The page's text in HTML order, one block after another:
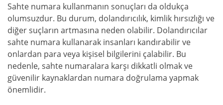
Sahte numara kullanmanın sonuçları da oldukça
olumsuzdur. Bu durum, dolandırıcılık, kimlik hırsızlığı ve
diğer suçların artmasına neden olabilir. Dolandırıcılar
sahte numara kullanarak insanları kandırabilir ve
onlardan para veya kişisel bilgilerini çalabilir. Bu
nedenle, sahte numaralara karşı dikkatli olmak ve
güvenilir kaynaklardan numara doğrulama yapmak
önemlidir.